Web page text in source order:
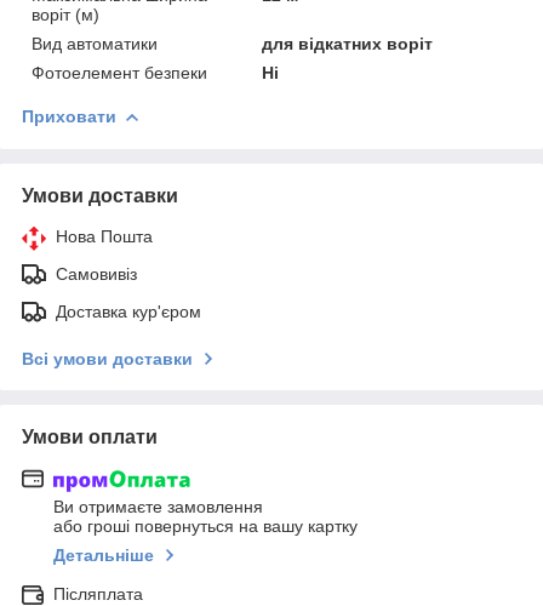
воріт (м)
Вид автоматики
для відкатних воріт
Фотоелемент безпеки
Ні
Приховати
Умови доставки
Нова Пошта
Самовивіз
Доставка кур'єром
Всі умови доставки
Умови оплати
Ви отримаєте замовлення
або гроші повернуться на вашу картку
Детальніше
Післяплата